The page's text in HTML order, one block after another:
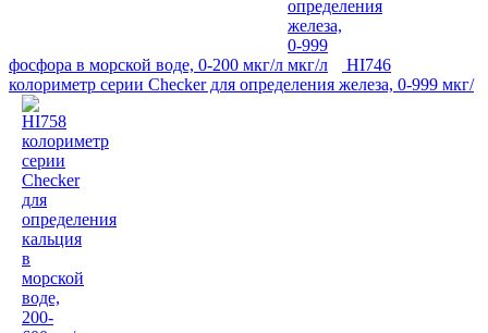
фосфора в морской воде, 0-200 мкг/л
HI746
колориметр серии Checker для определения железа, 0-999 мкг/